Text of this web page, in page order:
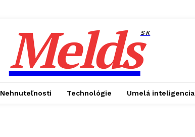
MeldsSK
Nehnuteľnosti Technológie Umelá inteligencia